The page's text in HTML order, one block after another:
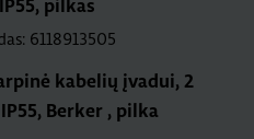
pilkas
6118913505
kabelių įvadui, 2
Berker , pilka